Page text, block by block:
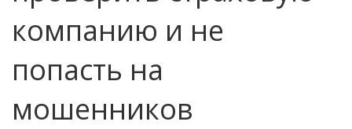
компанию и не
попасть на
мошенников